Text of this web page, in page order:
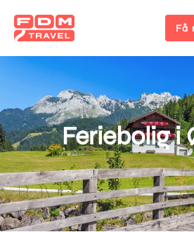
hovedindhold
Få
Feriebolig i